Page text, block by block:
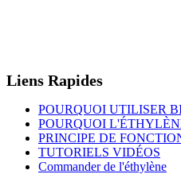
Liens Rapides
POURQUOI UTILISER
POURQUOI
PRINCIPE DE
TUTORIELS VIDÉOS
Commander de l'éthylène